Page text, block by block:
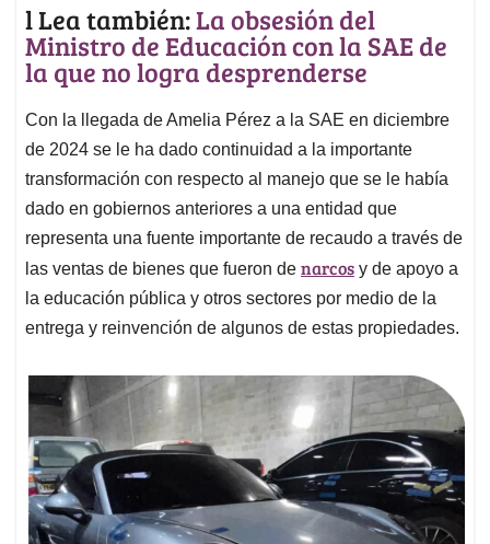
l Lea también:La obsesión del
Ministro de Educación con la SAE de
la que no logra desprenderse
Con la llegada de Amelia Pérez a la SAE en diciembre
de 2024 se le ha dado continuidad a la importante
transformación con respecto al manejo que se le había
dado en gobiernos anteriores a una entidad que
representa una fuente importante de recaudo a través de
las ventas de bienes que fueron de narcos y de apoyo a
la educación pública y otros sectores por medio de la
entrega y reinvención de algunos de estas propiedades.